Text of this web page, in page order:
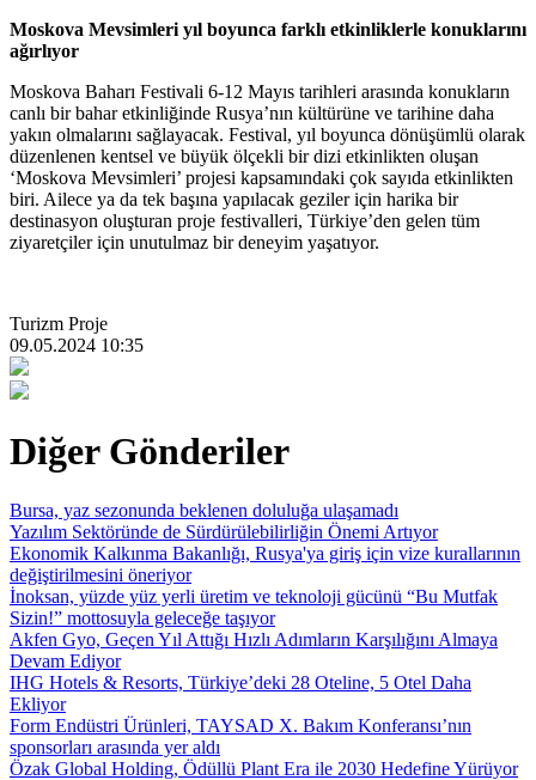
Moskova Mevsimleri yıl boyunca farklı etkinliklerle konuklarını
ağırlıyor
Moskova Baharı Festivali 6-12 Mayıs tarihleri arasında konukların
canlı bir bahar etkinliğinde Rusya’nın kültürüne ve tarihine daha
yakın olmalarını sağlayacak. Festival, yıl boyunca dönüşümlü olarak
düzenlenen kentsel ve büyük ölçekli bir dizi etkinlikten oluşan
‘Moskova Mevsimleri’ projesi kapsamındaki çok sayıda etkinlikten
biri. Ailece ya da tek başına yapılacak geziler için harika bir
destinasyon oluşturan proje festivalleri, Türkiye’den gelen tüm
ziyaretçiler için unutulmaz bir deneyim yaşatıyor.
Turizm Proje
09.05.2024 10:35
Diğer Gönderiler
Bursa, yaz sezonunda beklenen doluluğa ulaşamadı
Yazılım Sektöründe de Sürdürülebilirliğin Önemi Artıyor
Ekonomik Kalkınma Bakanlığı, Rusya'ya giriş için vize kurallarının
değiştirilmesini öneriyor
İnoksan, yüzde yüz yerli üretim ve teknoloji gücünü “Bu Mutfak
Sizin!” mottosuyla geleceğe taşıyor
Akfen Gyo, Geçen Yıl Attığı Hızlı Adımların Karşılığını Almaya
Devam Ediyor
IHG Hotels & Resorts, Türkiye’deki 28 Oteline, 5 Otel Daha
Ekliyor
Form Endüstri Ürünleri, TAYSAD X. Bakım Konferansı’nın
sponsorları arasında yer aldı
Özak Global Holding, Ödüllü Plant Era ile 2030 Hedefine Yürüyor